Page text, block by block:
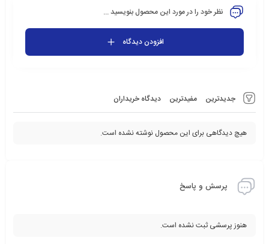
جدیدترین مفیدترین دیدگاه خریداران
هیچ دیدگاهی برای این محصول نوشته نشده است.
نظر خود را در مورد این محصول بنویسید ...
افزودن دیدگاه
پرسش و پاسخ
هنوز پرسشی ثبت نشده است.